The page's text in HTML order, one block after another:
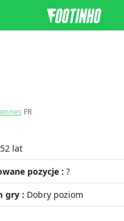
FR
52 lat
pozycje : ?
gry : Dobry poziom